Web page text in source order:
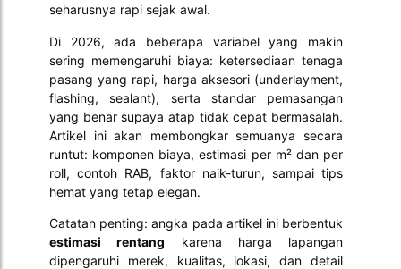
seharusnya rapi sejak awal.
Di 2026, ada beberapa variabel yang makin
sering memengaruhi biaya: ketersediaan tenaga
pasang yang rapi, harga aksesori (underlayment,
flashing, sealant), serta standar pemasangan
yang benar supaya atap tidak cepat bermasalah.
Artikel ini akan membongkar semuanya secara
runtut: komponen biaya, estimasi per m² dan per
roll, contoh RAB, faktor naik-turun, sampai tips
hemat yang tetap elegan.
Catatan penting: angka pada artikel ini berbentuk
estimasi rentang karena harga lapangan
dipengaruhi merek, kualitas, lokasi, dan detail